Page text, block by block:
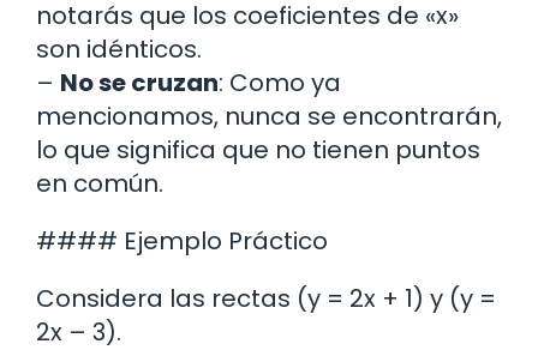
notarás que los coeficientes de «x»
son idénticos.
– No se cruzan: Como ya
mencionamos, nunca se encontrarán,
lo que significa que no tienen puntos
en común.
#### Ejemplo Práctico
Considera las rectas (y = 2x + 1) y (y =
2x – 3).